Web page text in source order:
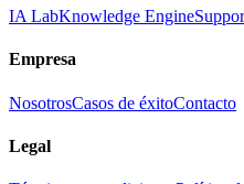
IA LabKnowledge Engine
Empresa
NosotrosCasos de éxitoContacto
Legal